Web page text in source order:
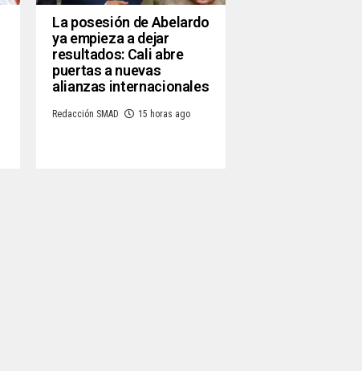
La posesión de Abelardo
ya empieza a dejar
resultados: Cali abre
puertas a nuevas
alianzas internacionales
Redacción SMAD 15 horas ago